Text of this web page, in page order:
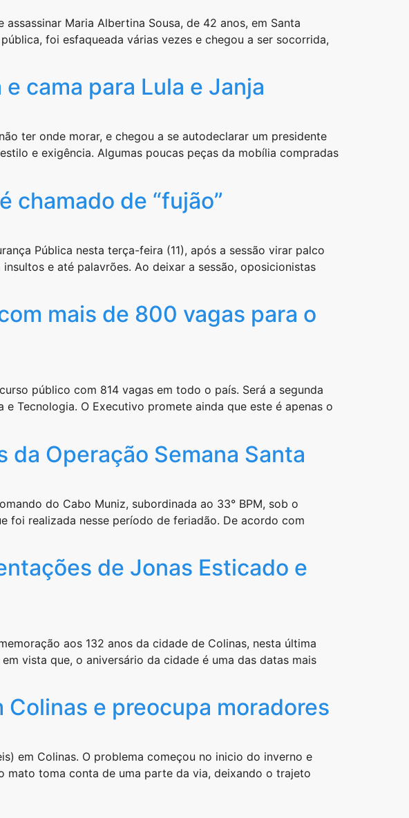
Maria Albertina Sousa, de 42 anos, em Santa
foi esfaqueada várias vezes e chegou a ser socorrida,
cama para Lula e Janja
ter onde morar, e chegou a se autodeclarar um presidente
e exigência. Algumas poucas peças da mobília compradas
chamado de “fujão”
Pública nesta terça-feira (11), após a sessão virar palco
e até palavrões. Ao deixar a sessão, oposicionistas
mais de 800 vagas para o
público com 814 vagas em todo o país. Será a segunda
Tecnologia. O Executivo promete ainda que este é apenas o
Operação Semana Santa
do Cabo Muniz, subordinada ao 33° BPM, sob o
foi realizada nesse período de feriadão. De acordo com
de Jonas Esticado e
aos 132 anos da cidade de Colinas, nesta última
vista que, o aniversário da cidade é uma das datas mais
e preocupa moradores
em Colinas. O problema começou no inicio do inverno e
mato toma conta de uma parte da via, deixando o trajeto